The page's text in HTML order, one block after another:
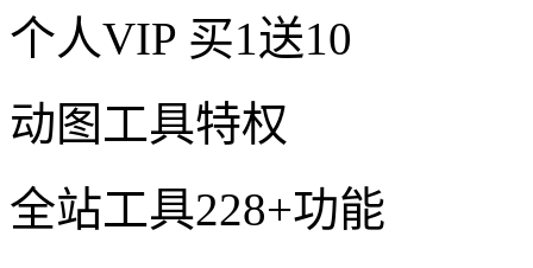
个人VIP 买1送10
动图工具特权
全站工具228+功能